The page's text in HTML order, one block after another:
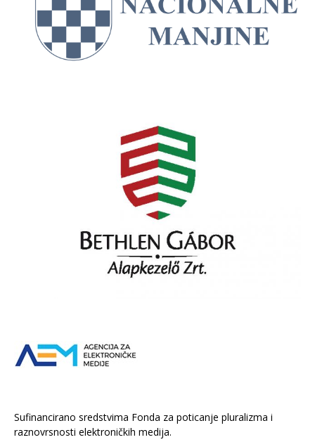
Sufinancirano sredstvima Fonda za poticanje pluralizma i
raznovrsnosti elektroničkih medija.